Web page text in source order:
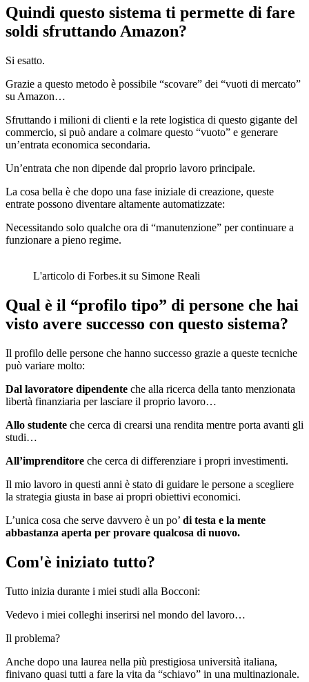
Quindi questo sistema ti permette di fare
soldi sfruttando Amazon?
Si esatto.
Grazie a questo metodo è possibile “scovare” dei “vuoti di mercato”
su Amazon…
Sfruttando i milioni di clienti e la rete logistica di questo gigante del
commercio, si può andare a colmare questo “vuoto” e generare
un’entrata economica secondaria.
Un’entrata che non dipende dal proprio lavoro principale.
La cosa bella è che dopo una fase iniziale di creazione, queste
entrate possono diventare altamente automatizzate:
Necessitando solo qualche ora di “manutenzione” per continuare a
funzionare a pieno regime.
L'articolo di Forbes.it su Simone Reali
Qual è il “profilo tipo” di persone che hai
visto avere successo con questo sistema?
Il profilo delle persone che hanno successo grazie a queste tecniche
può variare molto:
Dal lavoratore dipendente che alla ricerca della tanto menzionata
libertà finanziaria per lasciare il proprio lavoro…
Allo studente che cerca di crearsi una rendita mentre porta avanti gli
studi…
All’imprenditore che cerca di differenziare i propri investimenti.
Il mio lavoro in questi anni è stato di guidare le persone a scegliere
la strategia giusta in base ai propri obiettivi economici.
L’unica cosa che serve davvero è un po’ di testa e la mente
abbastanza aperta per provare qualcosa di nuovo.
Com'è iniziato tutto?
Tutto inizia durante i miei studi alla Bocconi:
Vedevo i miei colleghi inserirsi nel mondo del lavoro…
Il problema?
Anche dopo una laurea nella più prestigiosa università italiana,
finivano quasi tutti a fare la vita da “schiavo” in una multinazionale.